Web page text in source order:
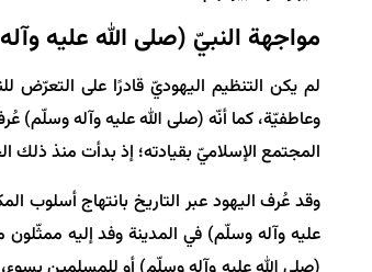
مواجهة النبيّ (صلى الله عليه
لم يكن التنظيم اليهوديّ قادرًا على التعرّض
وعاطفيّة، كما أنّه (صلى الله عليه وآله وسلّم)
المجتمع الإسلاميّ بقيادته؛ إذ بدأت منذ
وقد عُرف اليهود عبر التاريخ بانتهاج أسلوب
عليه وآله وسلّم) في المدينة وفد إليه